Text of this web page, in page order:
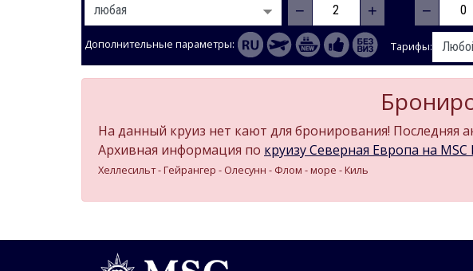
− + −
Дополнительные параметры: Тарифы:
На данный круиз нет кают для бронирования! Последняя
Архивная информация по круизу Северная Европа на MSC
Хеллесильт - Гейрангер - Олесунн - Флом - море - Киль